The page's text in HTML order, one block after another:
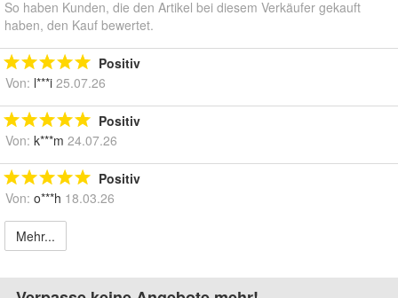
So haben Kunden, die den Artikel bei diesem Verkäufer gekauft
haben, den Kauf bewertet.
Positiv
Von: l***i 25.07.26
Positiv
Von: k***m 24.07.26
Positiv
Von: o***h 18.03.26
Mehr...